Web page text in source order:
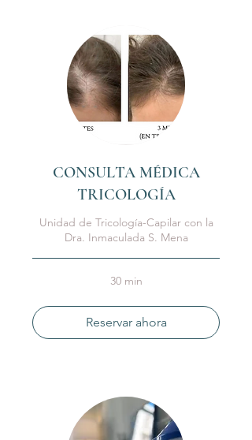
CONSULTA MÉDICA
TRICOLOGÍA
Unidad de Tricología-Capilar con la
Dra. Inmaculada S. Mena
30 min
Reservar ahora